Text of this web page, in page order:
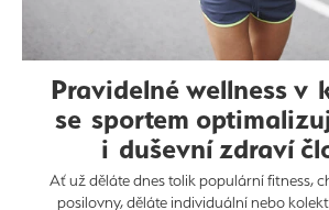
Pravidelné wellness v
se sportem
i duševní zdraví
Ať už děláte dnes tolik populární fitness,
posilovny, děláte individuální nebo